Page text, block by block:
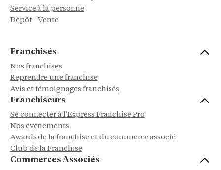
Service à la personne
Dépôt - Vente
Franchisés
Nos franchises
Reprendre une franchise
Avis et témoignages franchisés
Franchiseurs
Se connecter à l'Express Franchise Pro
Nos événements
Awards de la franchise et du commerce associé
Club de la Franchise
Commerces Associés